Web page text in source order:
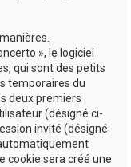
», le logiciel
qui sont des petits
temporaires du
deux premiers
(désigné ci-
invité (désigné
cookie sera créé une